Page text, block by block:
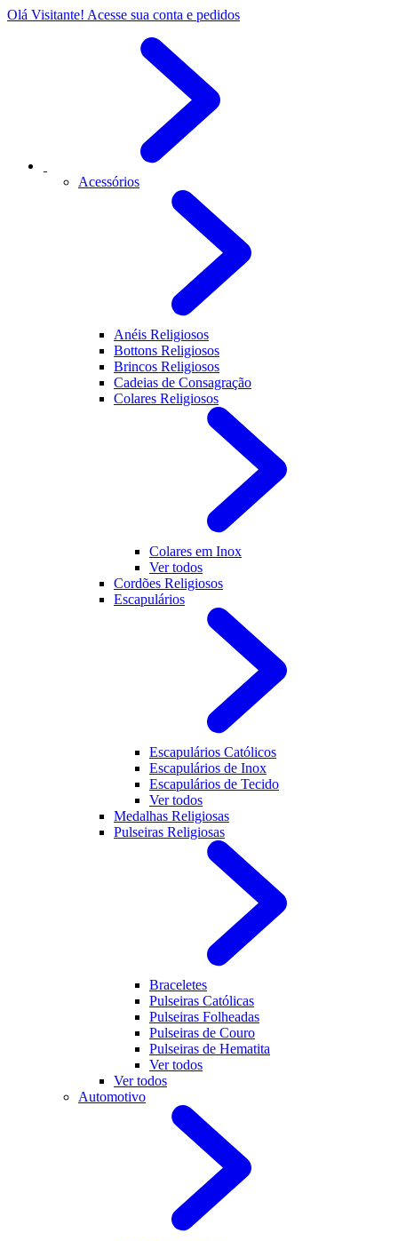
Olá Visitante! Acesse sua conta e pedidos
Acessórios
Anéis Religiosos
Bottons Religiosos
Brincos Religiosos
Cadeias de Consagração
Colares Religiosos
Colares em Inox
Ver todos
Cordões Religiosos
Escapulários
Escapulários Católicos
Escapulários de Inox
Escapulários de Tecido
Ver todos
Medalhas Religiosas
Pulseiras Religiosas
Braceletes
Pulseiras Católicas
Pulseiras Folheadas
Pulseiras de Couro
Pulseiras de Hematita
Ver todos
Ver todos
Automotivo